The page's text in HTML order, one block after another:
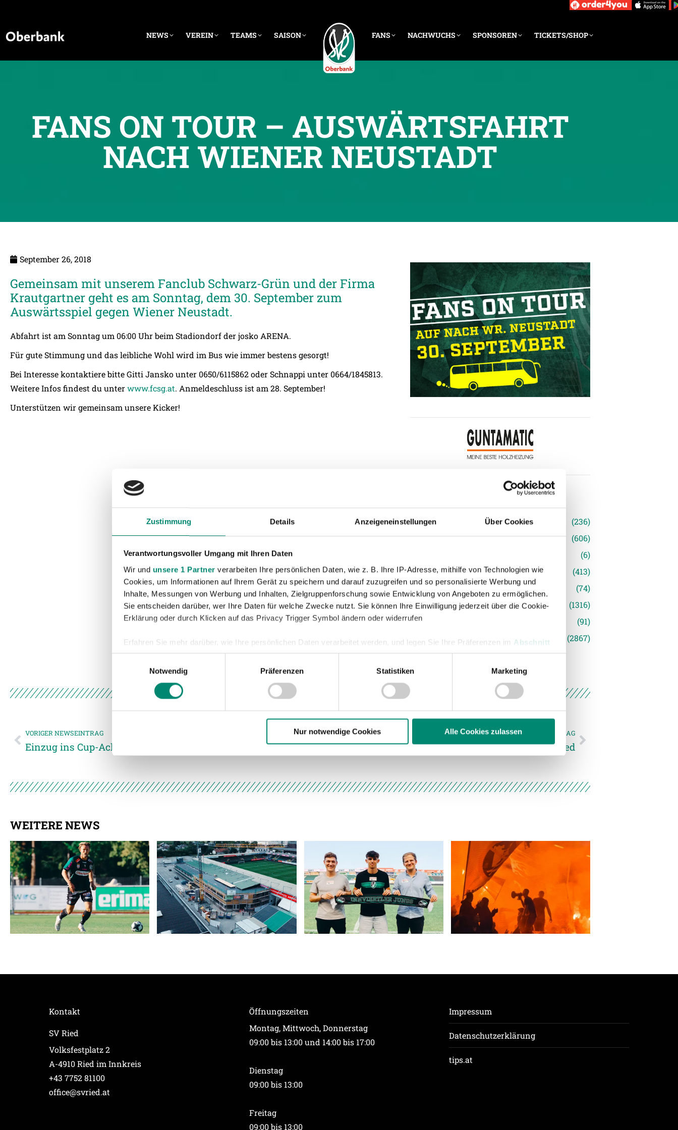
Zustimmung Details Anzeigeneinstellungen Über Cookies
Verantwortungsvoller Umgang mit Ihren Daten
Wir und unsere 1 Partner verarbeiten Ihre persönlichen Daten, wie z. B. Ihre IP-Adresse, mithilfe von Technologien wie
Cookies, um Informationen auf Ihrem Gerät zu speichern und darauf zuzugreifen und so personalisierte Werbung und
Inhalte, Messungen von Werbung und Inhalten, Zielgruppenforschung sowie Entwicklung von Angeboten zu ermöglichen.
Sie entscheiden darüber, wer Ihre Daten für welche Zwecke nutzt. Sie können Ihre Einwilligung jederzeit über die Cookie-
Erklärung oder durch Klicken auf das Privacy Trigger Symbol ändern oder widerrufen
Erfahren Sie mehr darüber, wie Ihre persönlichen Daten verarbeitet werden, und legen Sie Ihre Präferenzen im Abschnitt
Einzelheitenfest.
Wir verwenden Cookies, um Inhalte und Anzeigen zu personalisieren, Funktionen für soziale Medien anbieten zu können
und die Zugriffe auf unsere Website zu analysieren. Außerdem geben wir Informationen zu Ihrer Verwendung unserer
Notwendig
Präferenzen Statistiken Marketing
Nur notwendige Cookies Alle Cookies zulassen
NEWS VEREIN TEAMS SAISON FANS NACHWUCHS SPONSOREN TICKETS/SHOP
FANS ON TOUR – AUSWÄRTSFAHRT
NACH WIENER NEUSTADT
September 26, 2018
Gemeinsam mit unserem Fanclub Schwarz-Grün und der Firma
Krautgartner geht es am Sonntag, dem 30. September zum
Auswärtsspiel gegen Wiener Neustadt.
Abfahrt ist am Sonntag um 06:00 Uhr beim Stadiondorf der josko ARENA.
Für gute Stimmung und das leibliche Wohl wird im Bus wie immer bestens gesorgt!
Bei Interesse kontaktiere bitte Gitti Jansko unter 0650/6115862 oder Schnappi unter 0664/1845813.
Weitere Infos findest du unterwww.fcsg.at. Anmeldeschluss ist am 28. September!
Unterstützen wir gemeinsam unsere Kicker!
Akademie
(236)
Allgemeine News
(606)
(6)
Junge Wikinger Ried
(413)
Nachwuchs
(74)
Profis
(1316)
Ticketing
(91)
Unkategorisiert
(2867)
VORIGER NEWSEINTRAG
Einzug ins Cup-Achtelfinale
NÄCHSTER NEWSEINTRAG
Drei „alte Hasen“ im vollen Einsatz für die SV Ried
WEITERE NEWS
Kontakt
SV Ried
Volksfestplatz 2
A-4910 Ried im Innkreis
+43 7752 81100
office@svried.at
Öffnungszeiten
Montag, Mittwoch, Donnerstag
09:00 bis 13:00 und 14:00 bis 17:00
Dienstag
09:00 bis 13:00
Freitag
09:00 bis 13:00
Impressum
Datenschutzerklärung
tips.at